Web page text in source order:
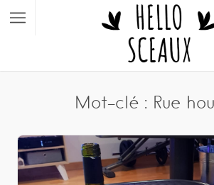
Mot-clé : Rue